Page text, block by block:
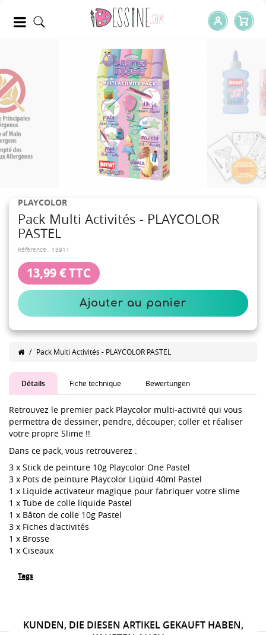
PLAYCOLOR
Pack Multi Activités - PLAYCOLOR
PASTEL
Référence : 18911
13,99 €TTC
Ajouter au panier
/ Pack Multi Activités - PLAYCOLOR PASTEL
Détails Fiche technique Bewertungen
Retrouvez le premier pack Playcolor multi-activité qui vous
permettra de dessiner, pendre, découper, coller et réaliser
votre propre Slime !!
Dans ce pack, vous retrouverez :
3 x Stick de peinture 10g Playcolor One Pastel
3 x Pots de peinture Playcolor Liqüid 40ml Pastel
1 x Liquide activateur magique pour fabriquer votre slime
1 x Tube de colle liquide Pastel
1 x Bâton de colle 10g Pastel
3 x Fiches d'activités
1 x Brosse
1 x Ciseaux
Tags
KUNDEN, DIE DIESEN ARTIKEL GEKAUFT HABEN,